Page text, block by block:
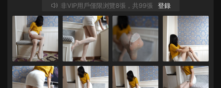
非VIP用戶僅限浏覽8張，共99張 登錄